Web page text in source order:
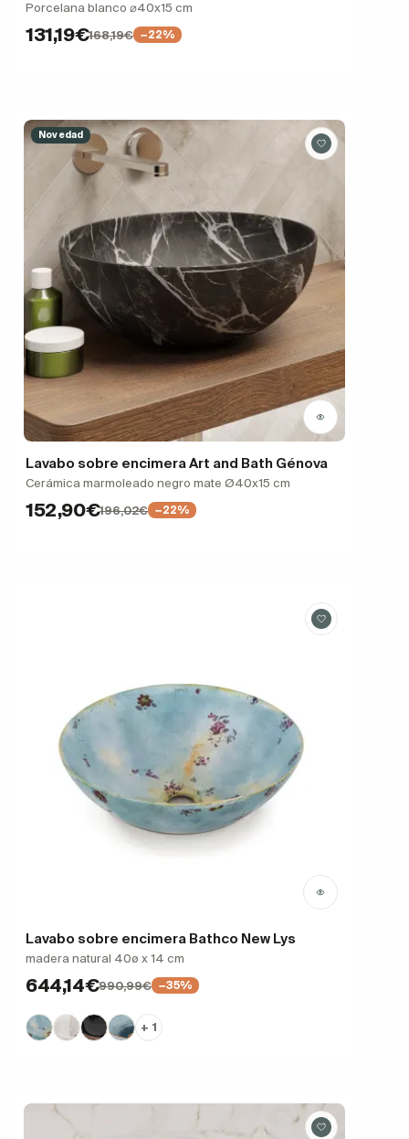
Porcelana blanco ⌀40x15 cm
131,19€168,19€ −22%
Novedad
Lavabo sobre encimera Art and Bath Génova
Cerámica marmoleado negro mate Ø40x15 cm
152,90€196,02€ −22%
Lavabo sobre encimera Bathco New Lys
madera natural 40ø x 14 cm
644,14€990,99€ −35%
+ 1